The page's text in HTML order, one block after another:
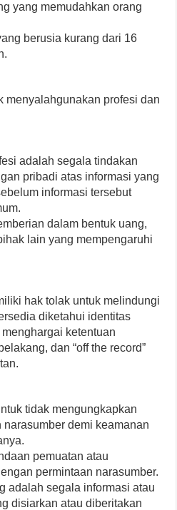
yang memudahkan orang
berusia kurang dari 16
menyalahgunakan profesi dan
adalah segala tindakan
pribadi atas informasi yang
informasi tersebut
dalam bentuk uang,
lain yang mempengaruhi
hak tolak untuk melindungi
diketahui identitas
ketentuan
dan “off the record”
tidak mengungkapkan
demi keamanan
pemuatan atau
permintaan narasumber.
adalah segala informasi atau
disiarkan atau diberitakan